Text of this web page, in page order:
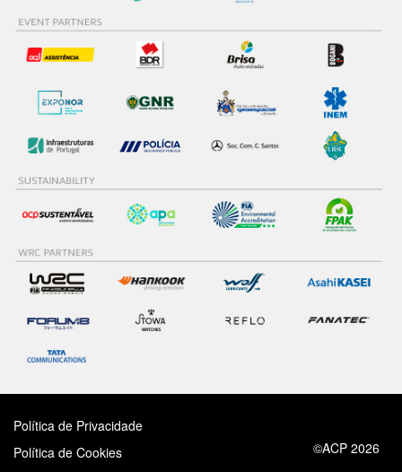
Política de Privacidade
Política de Cookies
©ACP 2026